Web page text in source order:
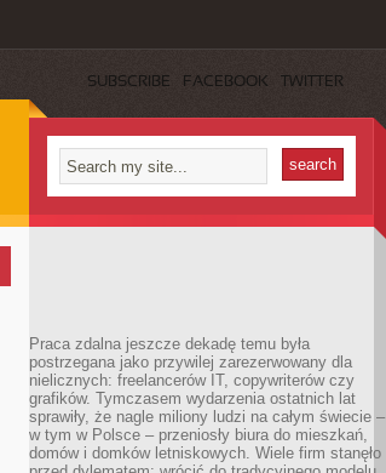
SUBSCRIBE FACEBOOK TWITTER
Praca zdalna jeszcze dekadę temu była
postrzegana jako przywilej zarezerwowany dla
nielicznych: freelancerów IT, copywriterów czy
grafików. Tymczasem wydarzenia ostatnich lat
sprawiły, że nagle miliony ludzi na całym świecie –
w tym w Polsce – przeniosły biura do mieszkań,
domów i domków letniskowych. Wiele firm stanęło